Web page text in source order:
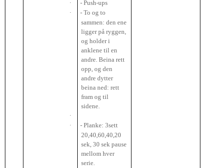
·
- Push-ups
·
- To og to
sammen: den ene
ligger på ryggen,
og holder i
anklene til en
andre. Beina rett
opp, og den
andre dytter
beina ned: rett
fram og til
sidene.
·
·
- Planke: 3sett
20,40,60,40,20
sek, 30 sek pause
mellom hver
serie.